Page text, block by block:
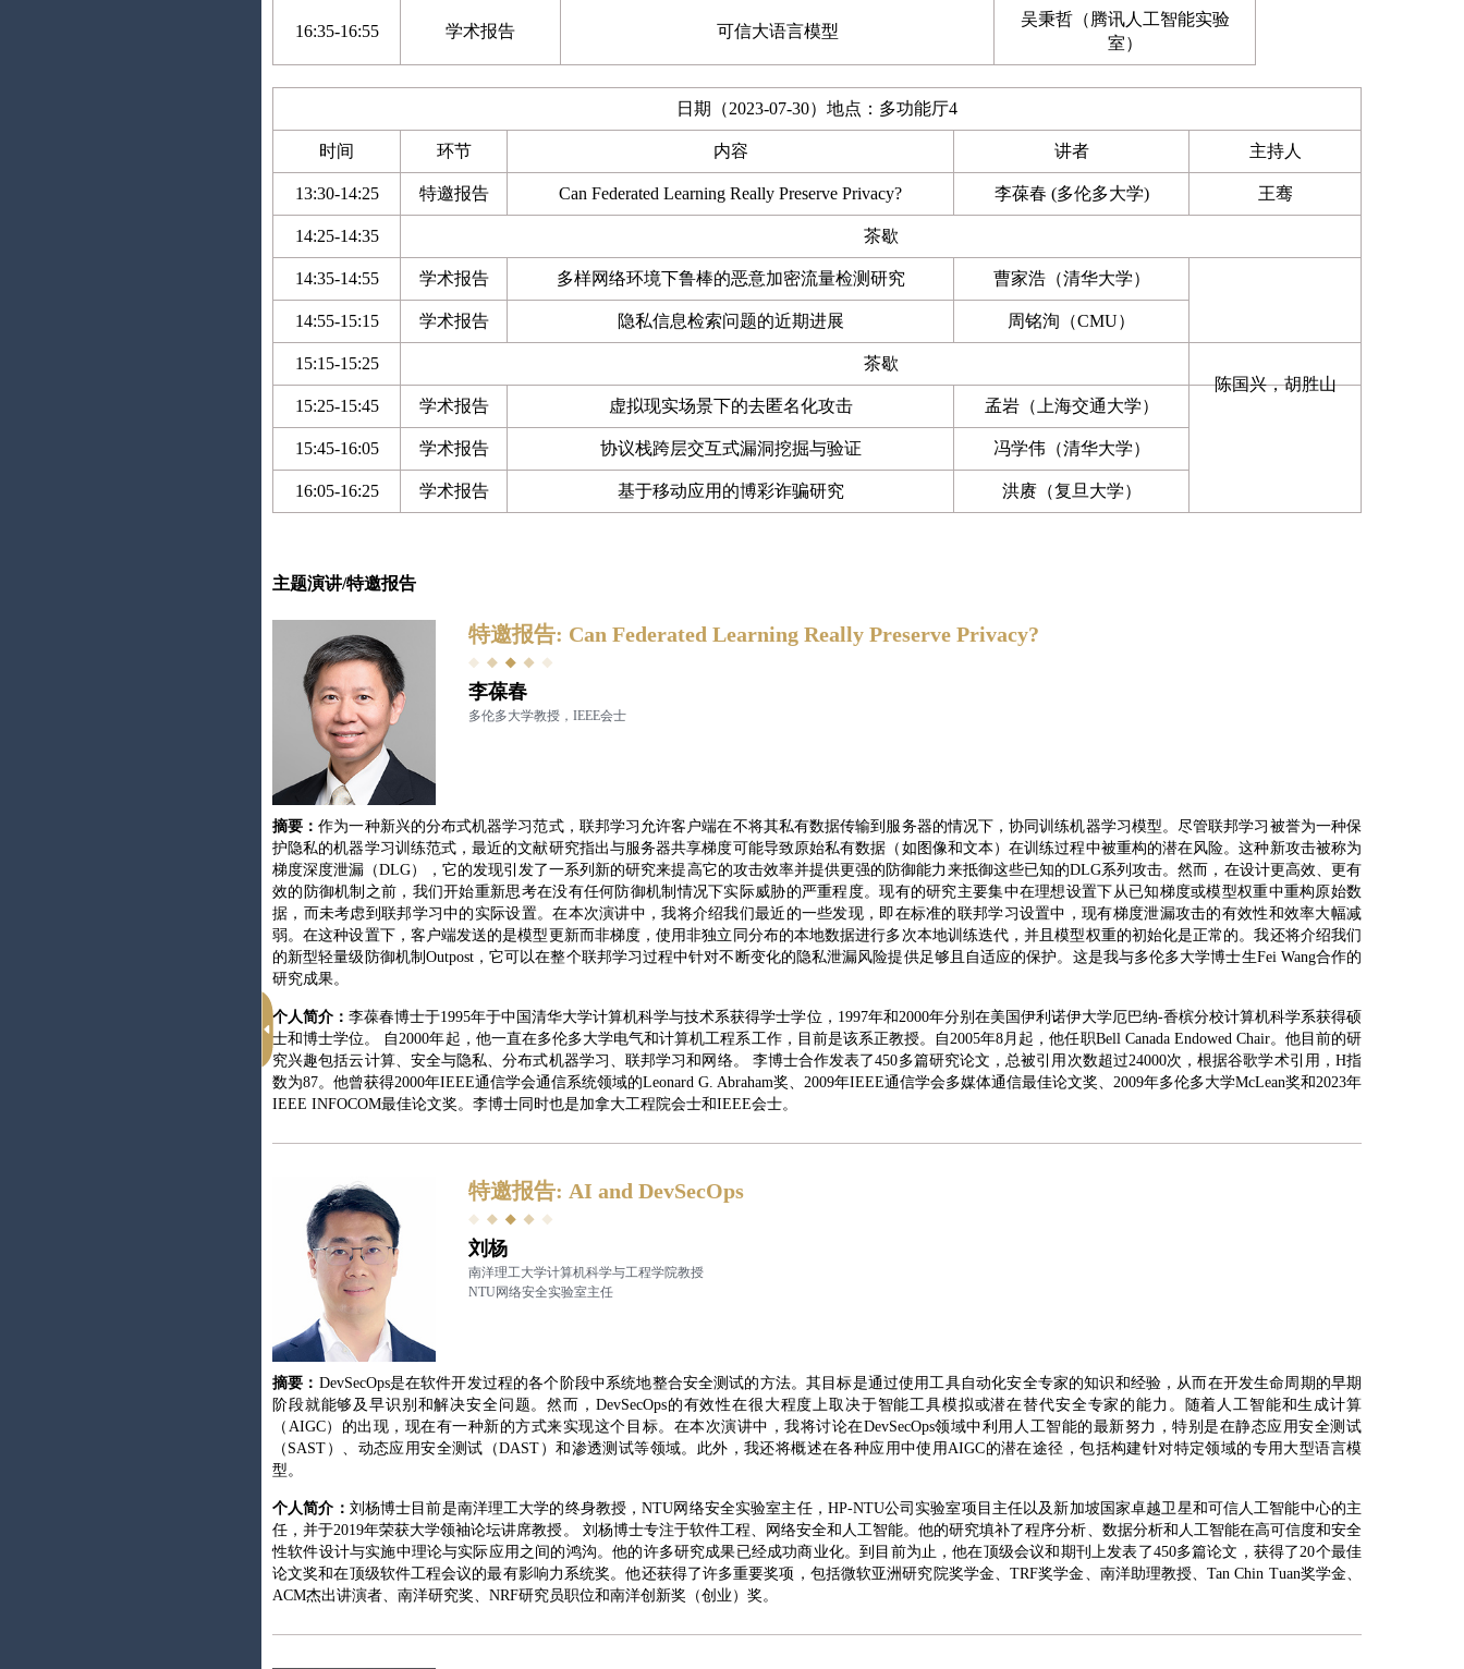
16:35-16:55 学术报告 可信大语言模型
吴秉哲（腾讯人工智能实验
室）
日期（2023-07-30）地点：多功能厅4
时间 环节 内容 讲者 主持人
13:30-14:25 特邀报告 Can Federated Learning Really Preserve Privacy? 李葆春 (多伦多大学) 王骞
14:25-14:35 茶歇
14:35-14:55 学术报告 多样网络环境下鲁棒的恶意加密流量检测研究 曹家浩（清华大学）
陈国兴，胡胜山
14:55-15:15 学术报告 隐私信息检索问题的近期进展 周铭洵（CMU）
15:15-15:25 茶歇
15:25-15:45 学术报告 虚拟现实场景下的去匿名化攻击 孟岩（上海交通大学）
15:45-16:05 学术报告 协议栈跨层交互式漏洞挖掘与验证 冯学伟（清华大学）
16:05-16:25 学术报告 基于移动应用的博彩诈骗研究 洪赓（复旦大学）
主题演讲/特邀报告
特邀报告: Can Federated Learning Really Preserve Privacy?
李葆春
多伦多大学教授，IEEE会士
摘要：作为一种新兴的分布式机器学习范式，联邦学习允许客户端在不将其私有数据传输到服务器的情况下，协同训练机器学习模型。尽管联邦学习被誉为一种保
护隐私的机器学习训练范式，最近的文献研究指出与服务器共享梯度可能导致原始私有数据（如图像和文本）在训练过程中被重构的潜在风险。这种新攻击被称为
梯度深度泄漏（DLG），它的发现引发了一系列新的研究来提高它的攻击效率并提供更强的防御能力来抵御这些已知的DLG系列攻击。然而，在设计更高效、更有
效的防御机制之前，我们开始重新思考在没有任何防御机制情况下实际威胁的严重程度。现有的研究主要集中在理想设置下从已知梯度或模型权重中重构原始数
据，而未考虑到联邦学习中的实际设置。在本次演讲中，我将介绍我们最近的一些发现，即在标准的联邦学习设置中，现有梯度泄漏攻击的有效性和效率大幅减
弱。在这种设置下，客户端发送的是模型更新而非梯度，使用非独立同分布的本地数据进行多次本地训练迭代，并且模型权重的初始化是正常的。我还将介绍我们
的新型轻量级防御机制Outpost，它可以在整个联邦学习过程中针对不断变化的隐私泄漏风险提供足够且自适应的保护。这是我与多伦多大学博士生Fei Wang合作的
研究成果。
个人简介：李葆春博士于1995年于中国清华大学计算机科学与技术系获得学士学位，1997年和2000年分别在美国伊利诺伊大学厄巴纳-香槟分校计算机科学系获得硕
士和博士学位。 自2000年起，他一直在多伦多大学电气和计算机工程系工作，目前是该系正教授。自2005年8月起，他任职Bell Canada Endowed Chair。他目前的研
究兴趣包括云计算、安全与隐私、分布式机器学习、联邦学习和网络。 李博士合作发表了450多篇研究论文，总被引用次数超过24000次，根据谷歌学术引用，H指
数为87。他曾获得2000年IEEE通信学会通信系统领域的Leonard G. Abraham奖、2009年IEEE通信学会多媒体通信最佳论文奖、2009年多伦多大学McLean奖和2023年
IEEE INFOCOM最佳论文奖。李博士同时也是加拿大工程院会士和IEEE会士。
特邀报告: AI and DevSecOps
刘杨
南洋理工大学计算机科学与工程学院教授
NTU网络安全实验室主任
摘要： DevSecOps是在软件开发过程的各个阶段中系统地整合安全测试的方法。其目标是通过使用工具自动化安全专家的知识和经验，从而在开发生命周期的早期
阶段就能够及早识别和解决安全问题。然而，DevSecOps的有效性在很大程度上取决于智能工具模拟或潜在替代安全专家的能力。随着人工智能和生成计算
（AIGC）的出现，现在有一种新的方式来实现这个目标。在本次演讲中，我将讨论在DevSecOps领域中利用人工智能的最新努力，特别是在静态应用安全测试
（SAST）、动态应用安全测试（DAST）和渗透测试等领域。此外，我还将概述在各种应用中使用AIGC的潜在途径，包括构建针对特定领域的专用大型语言模
型。
个人简介： 刘杨博士目前是南洋理工大学的终身教授，NTU网络安全实验室主任，HP-NTU公司实验室项目主任以及新加坡国家卓越卫星和可信人工智能中心的主
任，并于2019年荣获大学领袖论坛讲席教授。 刘杨博士专注于软件工程、网络安全和人工智能。他的研究填补了程序分析、数据分析和人工智能在高可信度和安全
性软件设计与实施中理论与实际应用之间的鸿沟。他的许多研究成果已经成功商业化。到目前为止，他在顶级会议和期刊上发表了450多篇论文，获得了20个最佳
论文奖和在顶级软件工程会议的最有影响力系统奖。他还获得了许多重要奖项，包括微软亚洲研究院奖学金、TRF奖学金、南洋助理教授、Tan Chin Tuan奖学金、
ACM杰出讲演者、南洋研究奖、NRF研究员职位和南洋创新奖（创业）奖。